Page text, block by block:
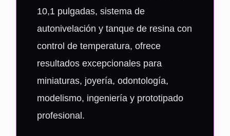
10,1 pulgadas, sistema de
autonivelación y tanque de resina con
control de temperatura, ofrece
resultados excepcionales para
miniaturas, joyería, odontología,
modelismo, ingeniería y prototipado
profesional.